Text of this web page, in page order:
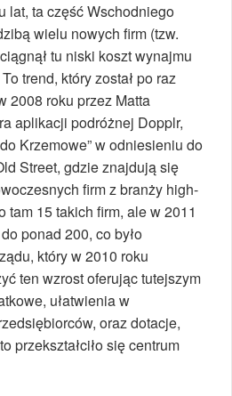
lat, ta część Wschodniego
wielu nowych firm (tzw.
tu niski koszt wynajmu
trend, który został po raz
2008 roku przez Matta
aplikacji podróżnej Dopplr,
Krzemowe” w odniesieniu do
Street, gdzie znajdują się
firm z branży high-
tam 15 takich firm, ale w 2011
ponad 200, co było
który w 2010 roku
ten wzrost oferując tutejszym
ułatwienia w
oraz dotacje,
przekształciło się centrum